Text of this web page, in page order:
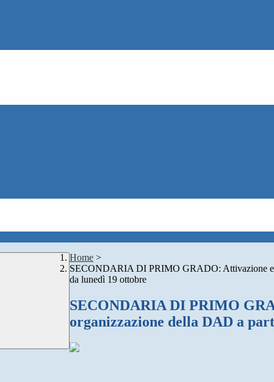
Home >
SECONDARIA DI PRIMO GRADO: Attivazione
da lunedì 19 ottobre
SECONDARIA DI PRIMO
organizzazione della DAD a